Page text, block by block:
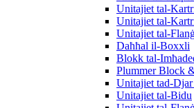
Unitajiet tal-
Unitajiet tal-
Unitajiet tal-
Daħħal il-Boxxli
Blokk tal-
Plummer Block
Unitajiet tad-Djar
Unitajiet tal-Bidu